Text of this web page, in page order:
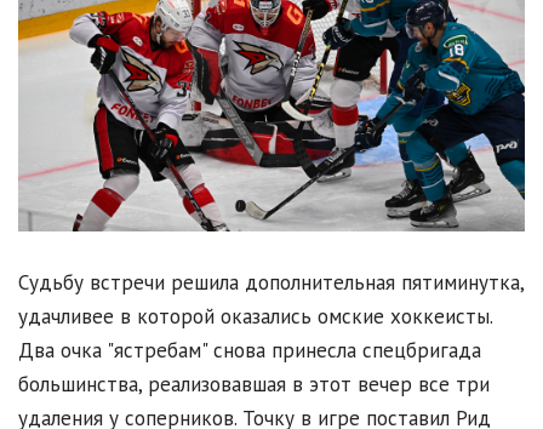
Судьбу встречи решила дополнительная пятиминутка,
удачливее в которой оказались омские хоккеисты.
Два очка "ястребам" снова принесла спецбригада
большинства, реализовавшая в этот вечер все три
удаления у соперников. Точку в игре поставил Рид